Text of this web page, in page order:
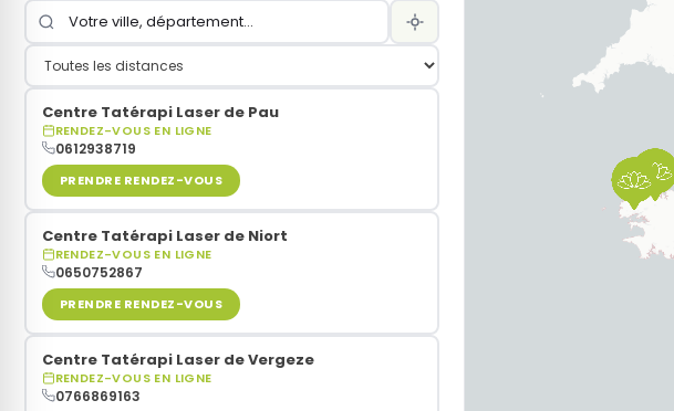
Centre Tatérapi Laser de Pau
RENDEZ-VOUS EN LIGNE
0612938719
PRENDRE RENDEZ-VOUS
Centre Tatérapi Laser de Niort
RENDEZ-VOUS EN LIGNE
0650752867
PRENDRE RENDEZ-VOUS
Centre Tatérapi Laser de Vergeze
RENDEZ-VOUS EN LIGNE
0766869163
Perte de poids
Sommeil
Stress
Ménopause
Acouphènes
Douleurs
Simulez vos